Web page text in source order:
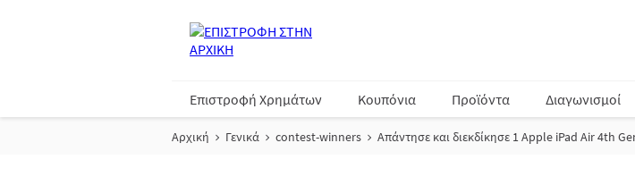
Επιστροφή Χρημάτων Κουπόνια Προϊόντα Διαγωνισμοί
Αρχική Γενικά contest-winners Απάντησε και διεκδίκησε 1 Apple iPad Air 4th